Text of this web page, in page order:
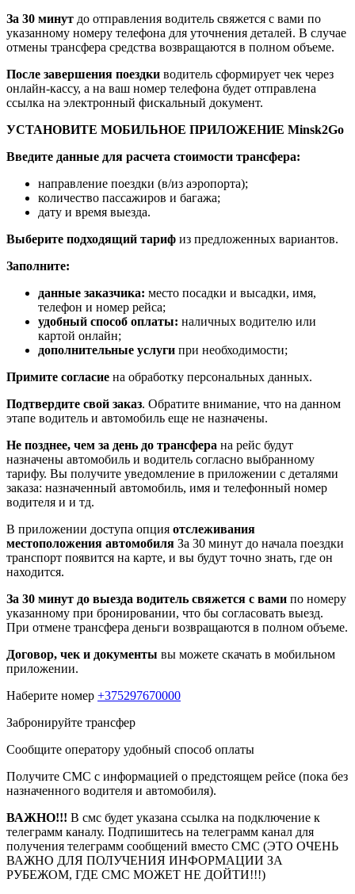
За 30 минут до отправления водитель свяжется с вами по
указанному номеру телефона для уточнения деталей. В случае
отмены трансфера средства возвращаются в полном объеме.
После завершения поездки водитель сформирует чек через
онлайн-кассу, а на ваш номер телефона будет отправлена
ссылка на электронный фискальный документ.
УСТАНОВИТЕ МОБИЛЬНОЕ ПРИЛОЖЕНИЕ Minsk2Go
Введите данные для расчета стоимости трансфера:
направление поездки (в/из аэропорта);
количество пассажиров и багажа;
дату и время выезда.
Выберите подходящий тариф из предложенных вариантов.
Заполните:
данные заказчика: место посадки и высадки, имя,
телефон и номер рейса;
удобный способ оплаты: наличных водителю или
картой онлайн;
дополнительные услуги при необходимости;
Примите согласие на обработку персональных данных.
Подтвердите свой заказ. Обратите внимание, что на данном
этапе водитель и автомобиль еще не назначены.
Не позднее, чем за день до трансфера на рейс будут
назначены автомобиль и водитель согласно выбранному
тарифу. Вы получите уведомление в приложении c деталями
заказа: назначенный автомобиль, имя и телефонный номер
водителя и и тд.
В приложении доступа опция отслеживания
местоположения автомобиля За 30 минут до начала поездки
транспорт появится на карте, и вы будут точно знать, где он
находится.
За 30 минут до выезда водитель свяжется с вами по номеру
указанному при бронировании, что бы согласовать выезд.
При отмене трансфера деньги возвращаются в полном объеме.
Договор, чек и документы вы можете скачать в мобильном
приложении.
Наберите номер +375297670000
Забронируйте трансфер
Сообщите оператору удобный способ оплаты
Получите СМС с информацией о предстоящем рейсе (пока без
назначенного водителя и автомобиля).
ВАЖНО!!! В смс будет указана ссылка на подключение к
телеграмм каналу. Подпишитесь на телеграмм канал для
получения телеграмм сообщений вместо СМС (ЭТО ОЧЕНЬ
ВАЖНО ДЛЯ ПОЛУЧЕНИЯ ИНФОРМАЦИИ ЗА
РУБЕЖОМ, ГДЕ СМС МОЖЕТ НЕ ДОЙТИ!!!)